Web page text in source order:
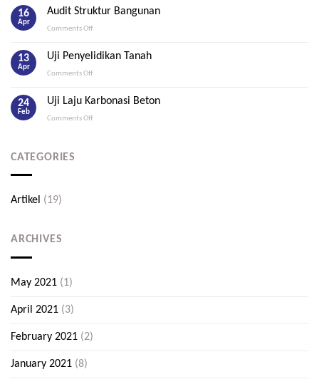
Kedalaman
16
Apr
Audit Struktur Bangunan
Comments Offon
Struktur
13
Apr
Uji Penyelidikan Tanah
Comments Offon
Penyelidikan
24
Feb
Uji Laju Karbonasi Beton
Comments Offon
CATEGORIES
Artikel (19)
ARCHIVES
May 2021 (1)
April 2021 (3)
February 2021 (2)
January 2021 (8)